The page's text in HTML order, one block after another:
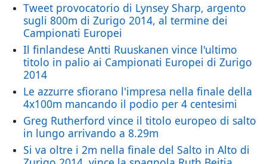
Tweet provocatorio di Lynsey Sharp, argento
sugli 800m di Zurigo 2014, al termine dei
Campionati Europei
Il finlandese Antti Ruuskanen vince l'ultimo
titolo in palio ai Campionati Europei di Zurigo
2014
Le azzurre sfiorano l'impresa nella finale della
4x100m mancando il podio per 4 centesimi
Greg Rutherford vince il titolo europeo di salto
in lungo arrivando a 8.29m
Si va oltre i 2m nella finale del Salto in Alto di